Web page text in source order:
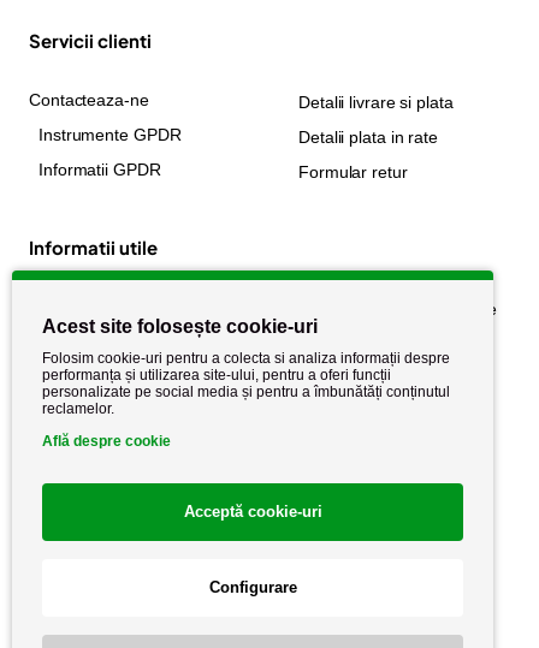
Servicii clienti
Contacteaza-ne
Instrumente GPDR
Informatii GPDR
Detalii livrare si plata
Detalii plata in rate
Formular retur
Informatii utile
Politica de cookie
Politica de confidențialitate
Termeni si conditii
Acest site folosește cookie-uri
Folosim cookie-uri pentru a colecta si analiza informații despre
performanța și utilizarea site-ului, pentru a oferi funcții
personalizate pe social media și pentru a îmbunătăți conținutul
reclamelor.
Află despre cookie
Acceptă cookie-uri
Configurare